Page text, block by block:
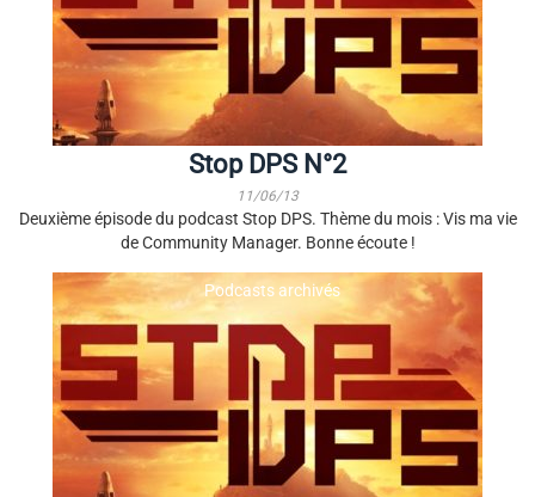
Stop DPS N°2
11/06/13
Deuxième épisode du podcast Stop DPS. Thème du mois : Vis ma vie
de Community Manager. Bonne écoute !
Podcasts archivés